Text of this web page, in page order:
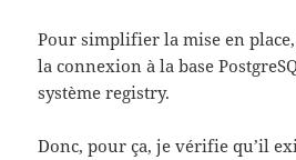
Pour simplifier la mise en
la connexion à la base
système registry.
Donc, pour ça, je vérifie qu’il